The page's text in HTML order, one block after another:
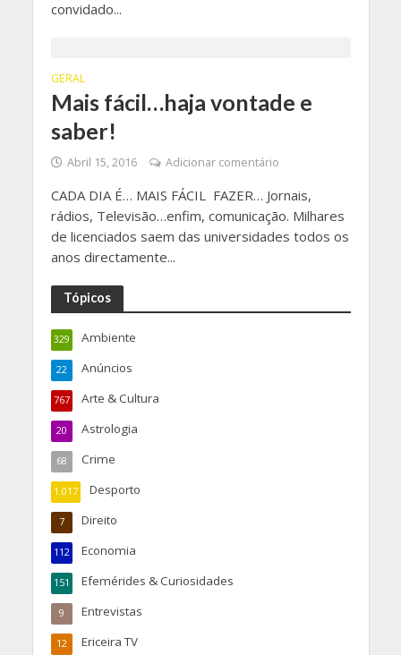
convidado...
GERAL
Mais fácil…haja vontade e
saber!
Abril 15, 2016 Adicionar comentário
CADA DIA É… MAIS FÁCIL FAZER… Jornais,
rádios, Televisão…enfim, comunicação. Milhares
de licenciados saem das universidades todos os
anos directamente...
Tópicos
Ambiente
329
Anúncios
22
Arte & Cultura
767
Astrologia
20
Crime
68
Desporto
1.017
Direito
7
Economia
112
Efemérides & Curiosidades
151
Entrevistas
9
Ericeira TV
12